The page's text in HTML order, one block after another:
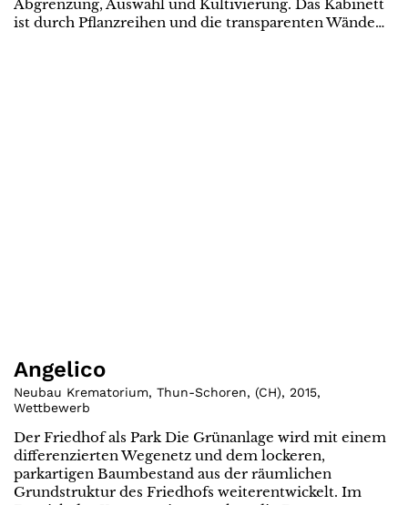
Abgrenzung, Auswahl und Kultivierung. Das Kabinett
ist durch Pflanzreihen und die transparenten Wände…
Angelico
Neubau Krematorium, Thun-Schoren, (CH), 2015,
Wettbewerb
Der Friedhof als Park Die Grünanlage wird mit einem
differenzierten Wegenetz und dem lockeren,
parkartigen Baumbestand aus der räumlichen
Grundstruktur des Friedhofs weiterentwickelt. Im